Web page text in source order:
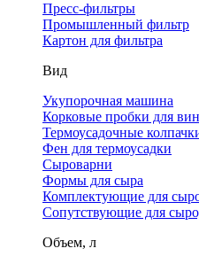
Пресс-фильтры
Промышленный фильтр
Картон для фильтра
Вид
Укупорочная машина
Корковые пробки для
Термоусадочные
Фен для термоусадки
Сыроварни
Формы для сыра
Комплектующие для
Сопутствующие для
Объем, л